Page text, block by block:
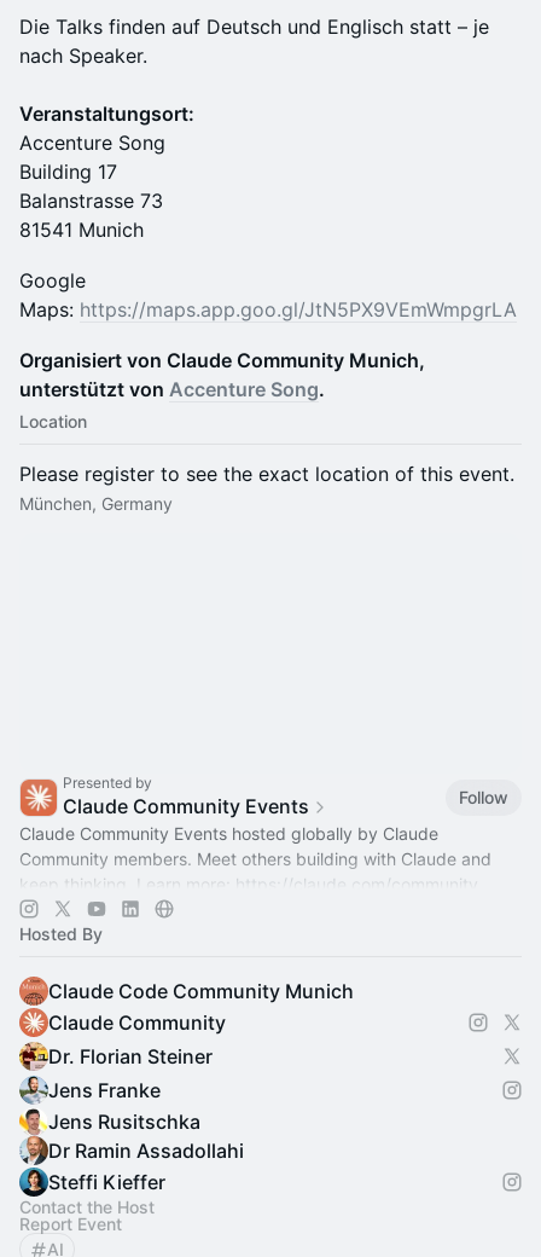
Die Talks finden auf Deutsch und Englisch statt – je
nach Speaker.
Veranstaltungsort:
Accenture Song
Building 17
Balanstrasse 73
81541 Munich
Google
Maps: https://maps.app.goo.gl/JtN5PX9VEmWmpgrLA
​Organisiert von Claude Community Munich,
unterstützt von Accenture Song.
Location
Please register to see the exact location of this event.
München, Germany
Presented by
Claude Community Events
Follow
Claude Community Events hosted globally by Claude
Community members. Meet others building with Claude and
keep thinking. Learn more: https://claude.com/community
Hosted By
Claude Code Community Munich
Claude Community
Dr. Florian Steiner
Jens Franke
Jens Rusitschka
Dr Ramin Assadollahi
Steffi Kieffer
Contact the Host
Report Event
AI